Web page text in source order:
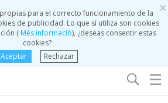
×
para el correcto funcionamiento de la
de publicidad. Lo que sí utiliza son cookies
(Més informació), ¿deseas consentir estas
cookies?
Aceptar
Rechazar
☰